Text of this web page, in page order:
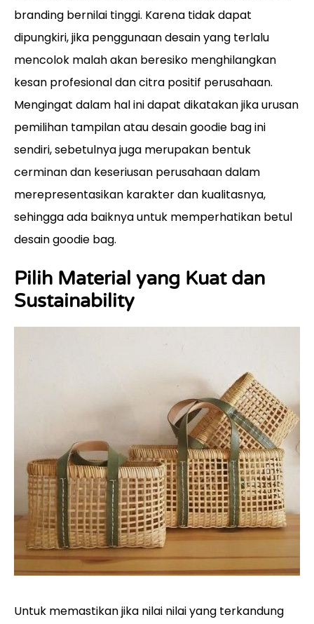
branding bernilai tinggi. Karena tidak dapat
dipungkiri, jika penggunaan desain yang terlalu
mencolok malah akan beresiko menghilangkan
kesan profesional dan citra positif perusahaan.
Mengingat dalam hal ini dapat dikatakan jika urusan
pemilihan tampilan atau desain goodie bag ini
sendiri, sebetulnya juga merupakan bentuk
cerminan dan keseriusan perusahaan dalam
merepresentasikan karakter dan kualitasnya,
sehingga ada baiknya untuk memperhatikan betul
desain goodie bag.
Pilih Material yang Kuat dan
Sustainability
Untuk memastikan jika nilai nilai yang terkandung